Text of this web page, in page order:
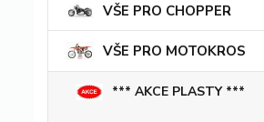
VŠE PRO CHOPPER
VŠE PRO MOTOKROS
*** AKCE PLASTY ***